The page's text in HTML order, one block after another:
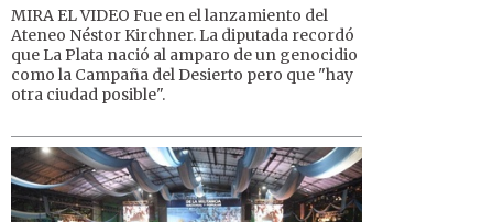
MIRA EL VIDEO Fue en el lanzamiento del
Ateneo Néstor Kirchner. La diputada recordó
que La Plata nació al amparo de un genocidio
como la Campaña del Desierto pero que "hay
otra ciudad posible".